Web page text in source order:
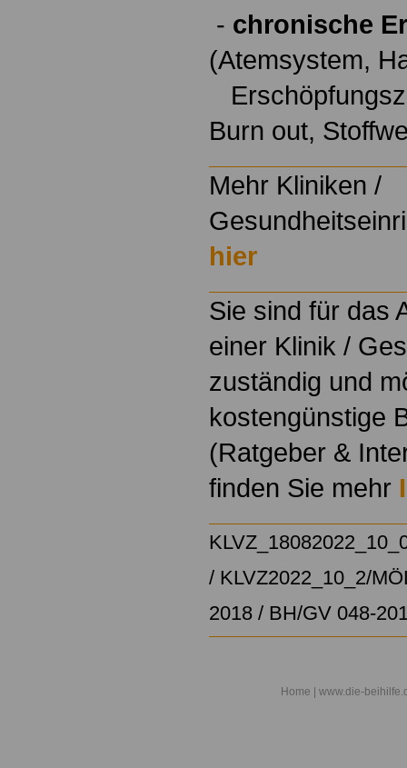
- chronische
(Atemsystem,
Burn out,
Mehr Kliniken /
hier
Sie sind für das
einer Klinik /
zuständig und
kostengünstige
(Ratgeber &
finden Sie mehr
/ KLVZ2022_10_2/
2018 / BH/GV 048-
Home | www.die-